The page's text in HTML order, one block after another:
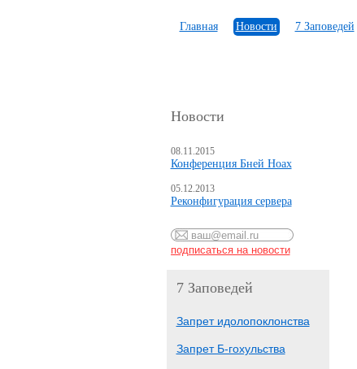
Главная Новости 7 Заповедей
Новости
08.11.2015
Конференция Бней Ноах
05.12.2013
Реконфигурация сервера
7 Заповедей
Запрет идолопоклонства
Запрет Б-гохульства